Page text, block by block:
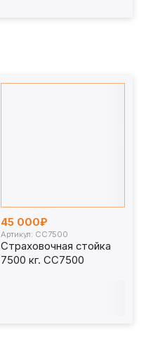
45 000₽
Артикул: СС7500
Страховочная стойка
7500 кг. СС7500